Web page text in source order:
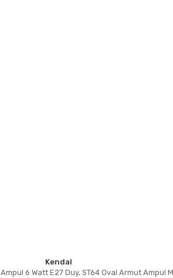
Kendal
6 Watt E27 Duy, ST64 Oval Armut Ampul